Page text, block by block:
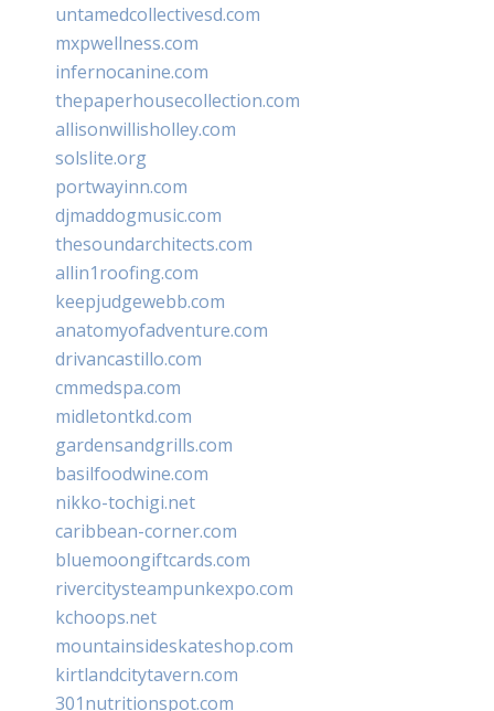
untamedcollectivesd.com
mxpwellness.com
infernocanine.com
thepaperhousecollection.com
allisonwillisholley.com
solslite.org
portwayinn.com
djmaddogmusic.com
thesoundarchitects.com
allin1roofing.com
keepjudgewebb.com
anatomyofadventure.com
drivancastillo.com
cmmedspa.com
midletontkd.com
gardensandgrills.com
basilfoodwine.com
nikko-tochigi.net
caribbean-corner.com
bluemoongiftcards.com
rivercitysteampunkexpo.com
kchoops.net
mountainsideskateshop.com
kirtlandcitytavern.com
301nutritionspot.com